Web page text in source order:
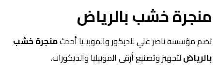
منجرة خشب بالرياض
تضم مؤسسة ناصر علي للديكور والموبيليا أحدثمنجرة خشب
بالرياضلتجهيز وتصنيع أرقى الموبيليا والديكورات.